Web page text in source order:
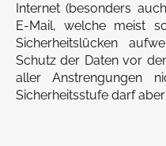
Internet (besonders
E-Mail, welche meist
Sicherheitslücken
Schutz der Daten vor
aller Anstrengungen
Sicherheitsstufe darf